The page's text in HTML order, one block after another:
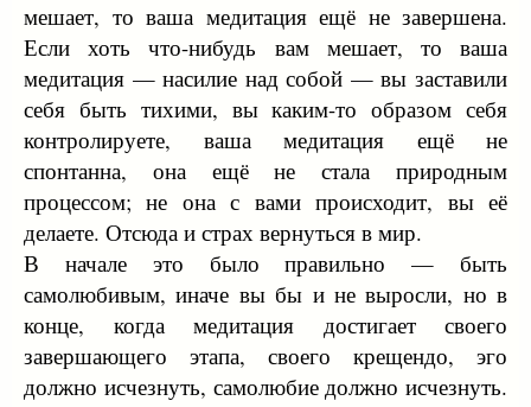
мешает, то ваша медитация ещё не завершена.
Если хоть что-нибудь вам мешает, то ваша
медитация — насилие над собой — вы заставили
себя быть тихими, вы каким-то образом себя
контролируете, ваша медитация ещё не
спонтанна, она ещё не стала природным
процессом; не она с вами происходит, вы её
делаете. Отсюда и страх вернуться в мир.
В начале это было правильно — быть
самолюбивым, иначе вы бы и не выросли, но в
конце, когда медитация достигает своего
завершающего этапа, своего крещендо, эго
должно исчезнуть, самолюбие должно исчезнуть.